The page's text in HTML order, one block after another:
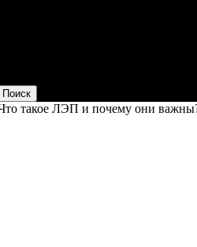
такое ЛЭП и почему они